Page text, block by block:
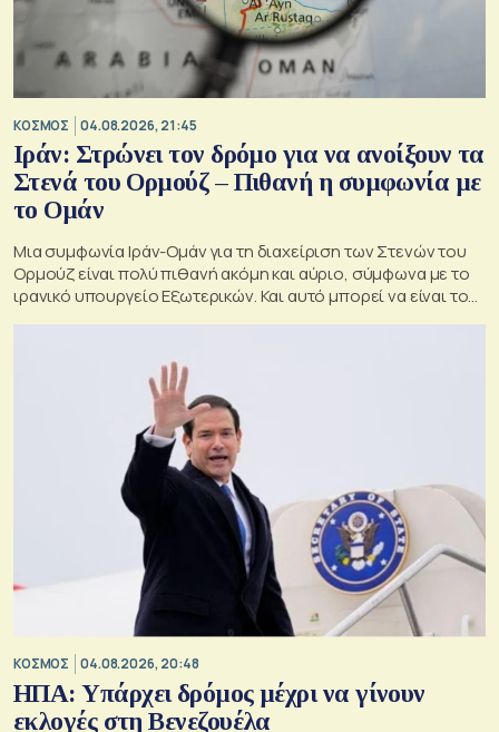
ΚΟΣΜΟΣ 04.08.2026, 21:45
Ιράν: Στρώνει τον δρόμο για να ανοίξουν τα
Στενά του Ορμούζ – Πιθανή η συμφωνία με
το Ομάν
Μια συμφωνία Ιράν-Ομάν για τη διαχείριση των Στενών του
Ορμούζ είναι πολύ πιθανή ακόμη και αύριο, σύμφωνα με το
ιρανικό υπουργείο Εξωτερικών. Και αυτό μπορεί να είναι το
ΚΟΣΜΟΣ 04.08.2026, 20:48
ΗΠΑ: Υπάρχει δρόμος μέχρι να γίνουν
εκλογές στη Βενεζουέλα